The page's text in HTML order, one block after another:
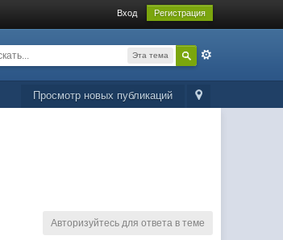
Вход Регистрация
Эта тема
Просмотр новых публикаций
Авторизуйтесь для ответа в теме